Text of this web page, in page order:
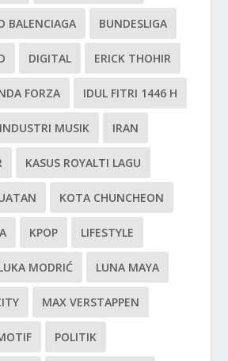
BALENCIAGA BUNDESLIGA
DIGITAL ERICK THOHIR
FORZA IDUL FITRI 1446 H
INDUSTRI MUSIK IRAN
KASUS ROYALTI LAGU
KOTA CHUNCHEON
KPOP LIFESTYLE
MODRIĆ LUNA MAYA
MAX VERSTAPPEN
POLITIK